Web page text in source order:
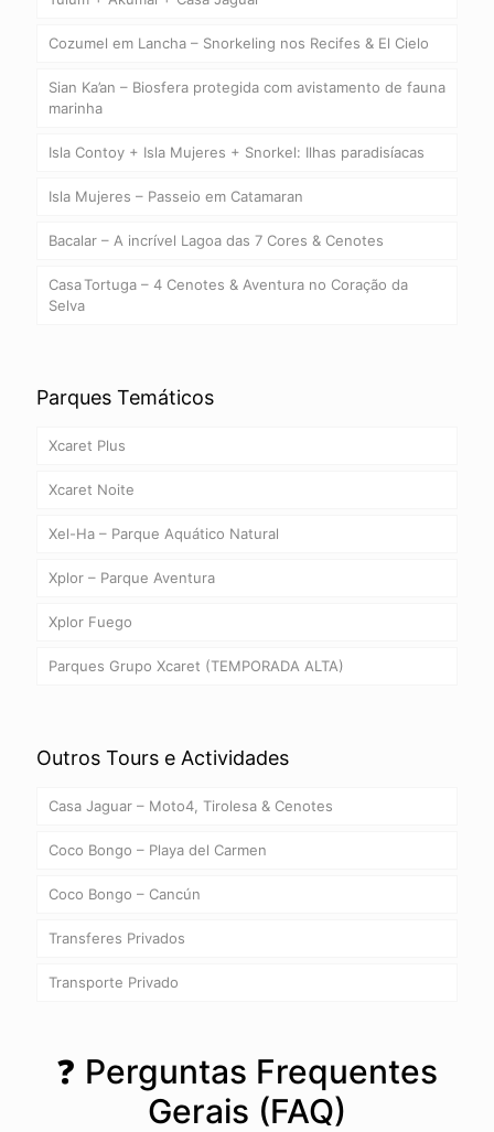
Cozumel em Lancha – Snorkeling nos Recifes & El Cielo
Sian Ka’an – Biosfera protegida com avistamento de fauna
marinha
Isla Contoy + Isla Mujeres + Snorkel: Ilhas paradisíacas
Isla Mujeres – Passeio em Catamaran
Bacalar – A incrível Lagoa das 7 Cores & Cenotes
Casa Tortuga – 4 Cenotes & Aventura no Coração da
Selva
Parques Temáticos
Xcaret Plus
Xcaret Noite
Xel-Ha – Parque Aquático Natural
Xplor – Parque Aventura
Xplor Fuego
Parques Grupo Xcaret (TEMPORADA ALTA)
Outros Tours e Actividades
Casa Jaguar – Moto4, Tirolesa & Cenotes
Coco Bongo – Playa del Carmen
Coco Bongo – Cancún
Transferes Privados
Transporte Privado
❓ Perguntas Frequentes
Gerais (FAQ)